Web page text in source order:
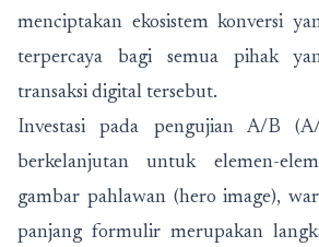
menciptakan ekosistem konversi
terpercaya bagi semua pihak
transaksi digital tersebut.
Investasi pada pengujian A/B
berkelanjutan untuk elemen-
gambar pahlawan (hero image),
panjang formulir merupakan